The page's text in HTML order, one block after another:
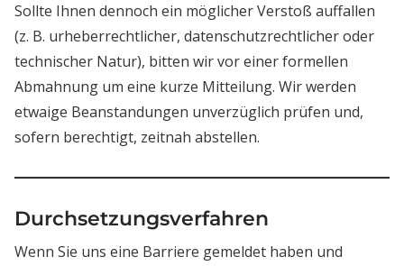
Sollte Ihnen dennoch ein möglicher Verstoß auffallen
(z. B. urheberrechtlicher, datenschutzrechtlicher oder
technischer Natur), bitten wir vor einer formellen
Abmahnung um eine kurze Mitteilung. Wir werden
etwaige Beanstandungen unverzüglich prüfen und,
sofern berechtigt, zeitnah abstellen.
Durchsetzungsverfahren
Wenn Sie uns eine Barriere gemeldet haben und